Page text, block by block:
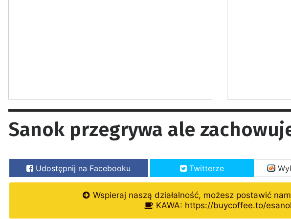
Sanok przegrywa ale
Udostępnij na Facebooku Twitterze
Wspieraj naszą działalność, możesz postawić
KAWA: https://buycoffee.to/